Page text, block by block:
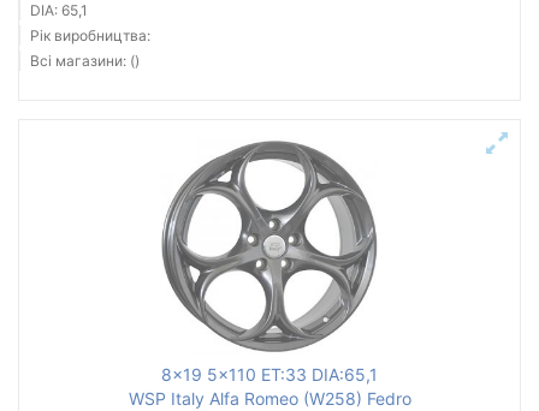
DIA: 65,1
Рік виробництва:
Всі магазини: ()
8x19 5x110 ET:33 DIA:65,1
WSP Italy Alfa Romeo (W258) Fedro